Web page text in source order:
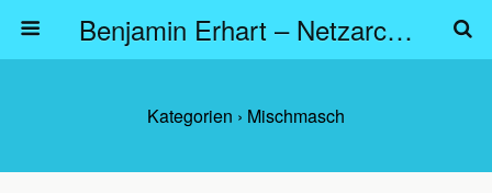
Benjamin Erhart – Netzarchitekt
Kategorien › Mischmasch